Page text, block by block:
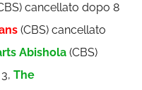
cancellato dopo 8
(CBS) cancellato
Abishola (CBS)
3,The